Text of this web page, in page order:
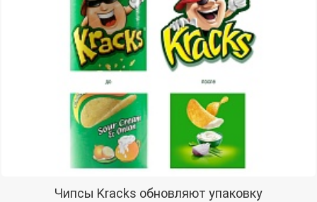
Чипсы Kracks обновляют упаковку